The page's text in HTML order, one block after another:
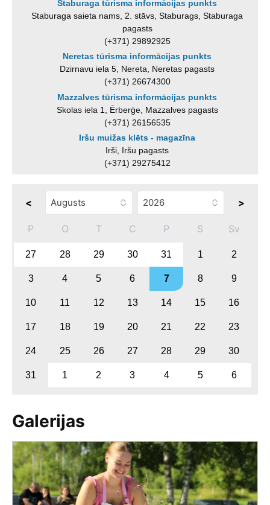
Staburaga tūrisma informācijas punkts
Staburaga saieta nams, 2. stāvs, Staburags, Staburaga
pagasts
(+371) 29892925
Neretas tūrisma informācijas punkts
Dzirnavu iela 5, Nereta, Neretas pagasts
(+371) 26674300
Mazzalves tūrisma informācijas punkts
Skolas iela 1, Ērberģe, Mazzalves pagasts
(+371) 26156535
Iršu muižas klēts - magazīna
Irši, Iršu pagasts
(+371) 29275412
< >
P O T C P S Sv
27 28 29 30 31 1 2
3 4 5 6 7 8 9
10 11 12 13 14 15 16
17 18 19 20 21 22 23
24 25 26 27 28 29 30
31 1 2 3 4 5 6
Galerijas